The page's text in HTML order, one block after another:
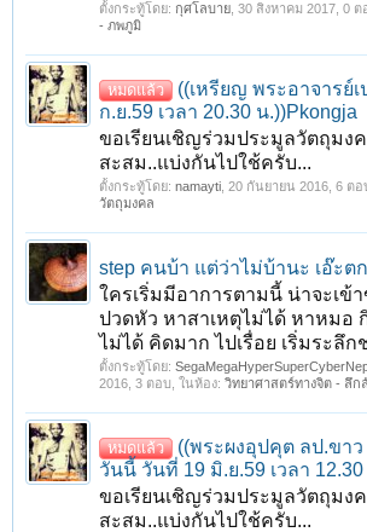
ตั้งกระทู้โดย: กุศโลบาย 30 สิงหาคม 2017 , 0
- ภพภูมิ
หมดแล้ว
((เหรียญ พระอาจารย์
ก.ย.59 เวลา 20.30 น.))Pkongja
ขอเรียนเชิญร่วมประมูลวัตถุมงค
สะสม..แบ่งกันไปใช้ครับ...
ตั้งกระทู้โดย: namayti 20 กันยายน 2016 , 6 ต
วัตถุมงคล
step คนบ้า แต่ว่าไม่บ้านะ เอ๊ะต
ใครเริ่มมีอาการตามนี้ น่าจะเข้
ปวดหัว หาสาเหตุไม่ได้ หาหมอ
ไม่ได้ คิดมาก ไปเรื่อย เริ่มระลึก
ตั้งกระทู้โดย:
2016 , 3 ตอบ, ในห้อง: วิทยาศาสตร์ทางจิต - ลึก
หมดแล้ว
((พระผงอุปคุต ลป.ขา
วันนี้ วันที่ 19 มิ.ย.59 เวลา
ขอเรียนเชิญร่วมประมูลวัตถุมงค
สะสม..แบ่งกันไปใช้ครับ...